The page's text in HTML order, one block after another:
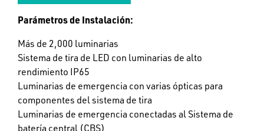
Parámetros de Instalación:
Más de 2,000 luminarias
Sistema de tira de LED con luminarias de alto
rendimiento IP65
Luminarias de emergencia con varias ópticas para
componentes del sistema de tira
Luminarias de emergencia conectadas al Sistema de
batería central (CBS)